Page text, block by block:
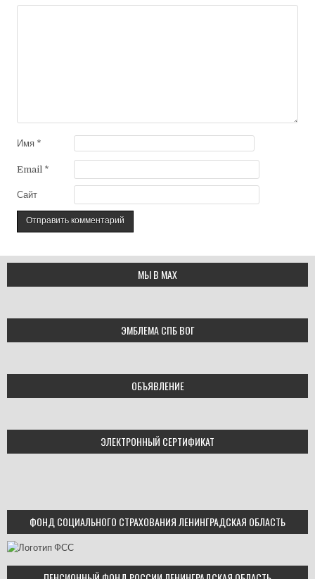
Имя *
Email *
Сайт
МЫ В МАХ
ЭМБЛЕМА СПБ ВОГ
ОБЪЯВЛЕНИЕ
ЭЛЕКТРОННЫЙ СЕРТИФИКАТ
ФОНД СОЦИАЛЬНОГО СТРАХОВАНИЯ ЛЕНИНГРАДСКАЯ ОБЛАСТЬ